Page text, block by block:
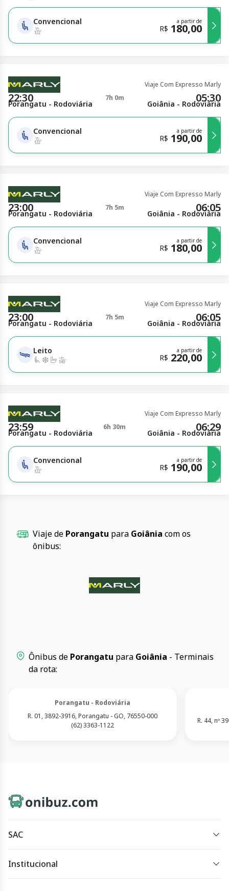
Convencional a partir de
R$ 180,00
Viaje Com Expresso Marly
22:30 7h 0m 05:30
Porangatu - Rodoviária Goiânia - Rodoviária
Convencional a partir de
R$ 190,00
Viaje Com Expresso Marly
23:00 7h 5m 06:05
Porangatu - Rodoviária Goiânia - Rodoviária
Convencional a partir de
R$ 180,00
Viaje Com Expresso Marly
23:00 7h 5m 06:05
Porangatu - Rodoviária Goiânia - Rodoviária
Leito a partir de
R$ 220,00
Viaje Com Expresso Marly
23:59 6h 30m 06:29
Porangatu - Rodoviária Goiânia - Rodoviária
Convencional a partir de
R$ 190,00
Viaje de Porangatu para Goiânia com os
ônibus:
Ônibus de Porangatu para Goiânia - Terminais
da rota:
Porangatu - Rodoviária
R. 01, 3892-3916, Porangatu - GO, 76550-000
(62) 3363-1122
R. 44, nº
SAC
Horário de atendimento:
Institucional